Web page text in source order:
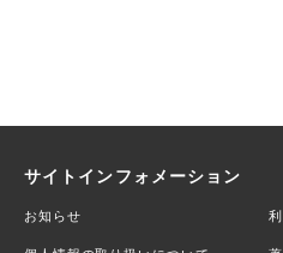
サイトインフォメーション
お知らせ